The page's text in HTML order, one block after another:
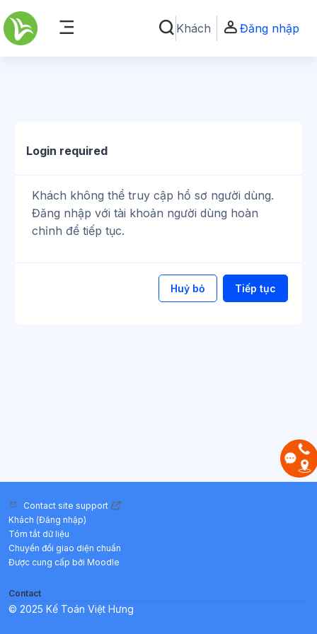
Chuyển tới nội dung chính
Bảng điều khiển cạnh
Chuyển đổi chọn tìm kiếm
Khách Đăng nhập
Login required
Khách không thể truy cập hồ sơ người dùng.
Đăng nhập với tài khoản người dùng hoàn
chỉnh để tiếp tục.
Huỷ bỏ Tiếp tục
Contact site support
Khách (Đăng nhập)
Tóm tắt dữ liệu
Chuyển đổi giao diện chuẩn
Được cung cấp bởi Moodle
Contact
© 2025 Kế Toán Việt Hưng